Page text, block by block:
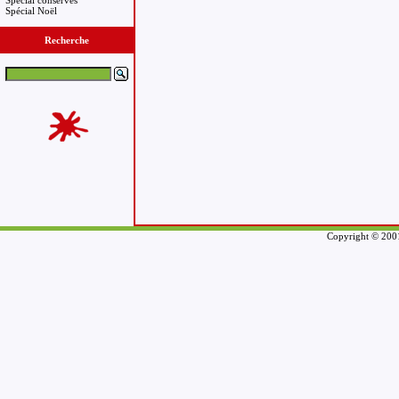
Spécial Noël
Recherche
Copyright ©